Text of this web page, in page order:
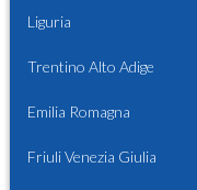
Liguria
Trentino Alto Adige
Emilia Romagna
Friuli Venezia Giulia